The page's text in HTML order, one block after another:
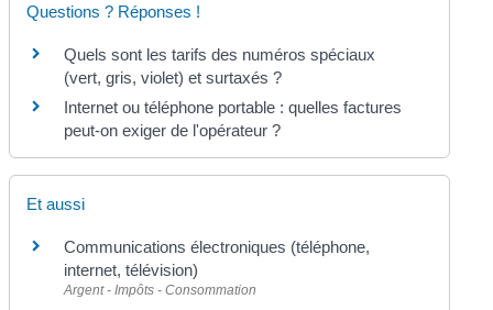
Questions ? Réponses !
Quels sont les tarifs des numéros spéciaux
(vert, gris, violet) et surtaxés ?
Internet ou téléphone portable : quelles factures
peut-on exiger de l'opérateur ?
Et aussi
Communications électroniques (téléphone,
internet, télévision)
Argent - Impôts - Consommation